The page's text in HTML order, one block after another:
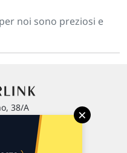
noi sono preziosi e
38/A
401
×